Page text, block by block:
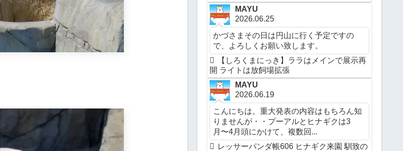
MAYU
2026.06.25
かづさまその日は円山に行く予定ですの
で、よろしくお願い致します。
【しろくまにっき】ララはメインで展示再
開 ライトは放飼場拡張
MAYU
2026.06.19
こんにちは。重大発表の内容はもちろん知
りませんが・・プーアルとヒナギクは3
月〜4月頭にかけて、複数回...
レッサーパンダ帳606 ヒナギク来園 馴致の